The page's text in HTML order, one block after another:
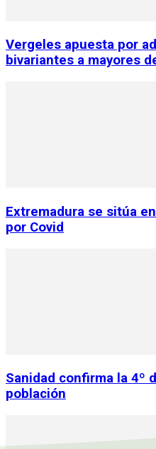
Vergeles apuesta por
bivariantes a mayores
Extremadura se sitúa
por Covid
Sanidad confirma la 4º
población